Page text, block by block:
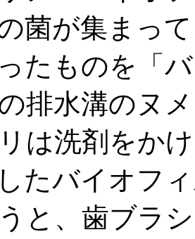
菌が集まっ
たものを「
排水溝のヌ
は洗剤をか
たバイオフ
と、歯ブラ